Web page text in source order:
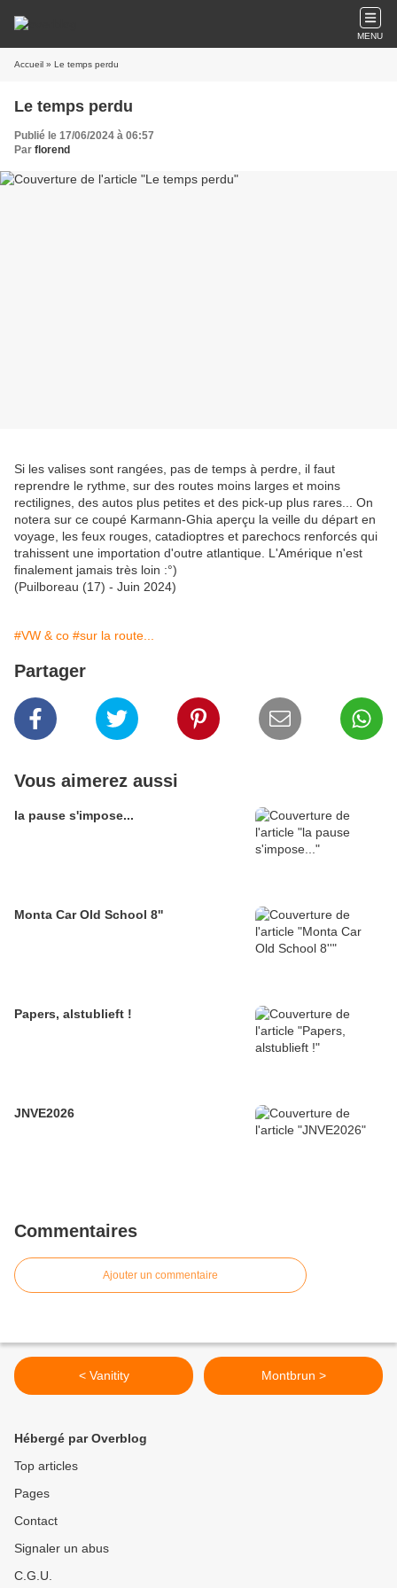
MENU
Accueil » Le temps perdu
Le temps perdu
Publié le 17/06/2024 à 06:57
Par florend
Si les valises sont rangées, pas de temps à perdre, il faut
reprendre le rythme, sur des routes moins larges et moins
rectilignes, des autos plus petites et des pick-up plus rares... On
notera sur ce coupé Karmann-Ghia aperçu la veille du départ en
voyage, les feux rouges, catadioptres et parechocs renforcés qui
trahissent une importation d'outre atlantique. L'Amérique n'est
finalement jamais très loin :°)
(Puilboreau (17) - Juin 2024)
#VW & co #sur la route...
Partager
Vous aimerez aussi
la pause s'impose...
Monta Car Old School 8''
Papers, alstublieft !
JNVE2026
Commentaires
Ajouter un commentaire
< Vanitity Montbrun >
Hébergé par Overblog
Top articles
Pages
Contact
Signaler un abus
C.G.U.